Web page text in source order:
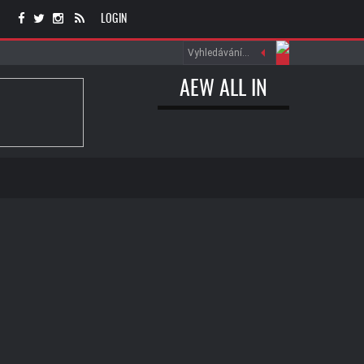
LOGIN
AEW ALL IN